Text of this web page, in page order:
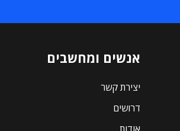
אנשים ומחשבים
יצירת קשר
דרושים